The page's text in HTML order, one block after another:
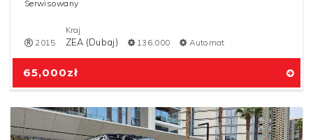
65,000zł
Serwisowany
2015
Kraj
ZEA (Dubaj) 136,000 Automat